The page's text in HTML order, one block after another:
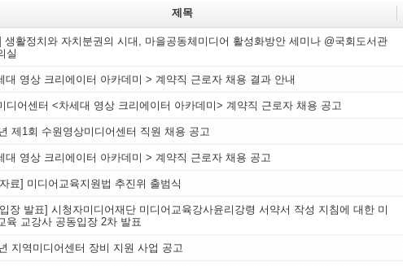
제목
생활정치와 자치분권의 시대, 마을공동체미디어 활성화방안 세미나 @국회도서관
실
대 영상 크리에이터 아카데미 > 계약직 근로자 채용 결과 안내
디어센터 <차세대 영상 크리에이터 아카데미> 계약직 근로자 채용 공고
제1회 수원영상미디어센터 직원 채용 공고
대 영상 크리에이터 아카데미 > 계약직 근로자 채용 공고
료] 미디어교육지원법 추진위 출범식
장 발표] 시청자미디어재단 미디어교육강사윤리강령 서약서 작성 지침에 대한 미
육 교강사 공동입장 2차 발표
지역미디어센터 장비 지원 사업 공고